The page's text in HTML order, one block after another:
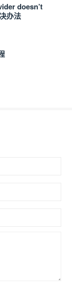
doesn’t
办法